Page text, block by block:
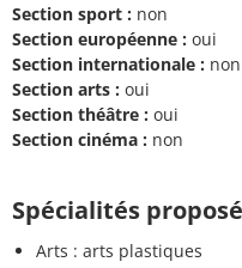
Section sport : non
Section européenne : oui
Section internationale : non
Section arts : oui
Section théâtre : oui
Section cinéma : non
Spécialités
Arts : arts plastiques